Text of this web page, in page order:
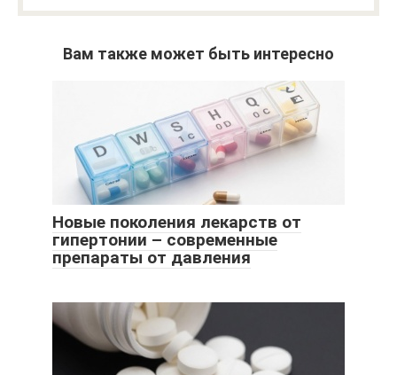
Вам также может быть интересно
Новые поколения лекарств от
гипертонии – современные
препараты от давления